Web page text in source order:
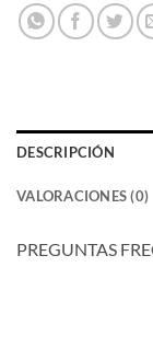
DESCRIPCIÓN
VALORACIONES (0)
PREGUNTAS